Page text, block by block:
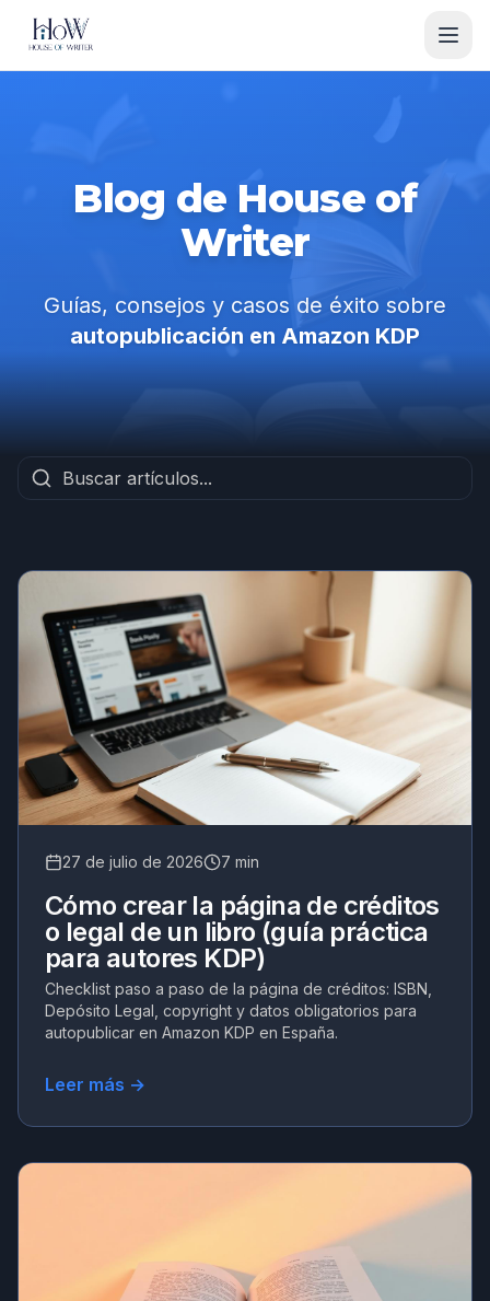
Blog de House of
Writer
Guías, consejos y casos de éxito sobre
autopublicación en Amazon KDP
27 de julio de 2026 7 min
Cómo crear la página de créditos
o legal de un libro (guía práctica
para autores KDP)
Checklist paso a paso de la página de créditos: ISBN,
Depósito Legal, copyright y datos obligatorios para
autopublicar en Amazon KDP en España.
Leer más →